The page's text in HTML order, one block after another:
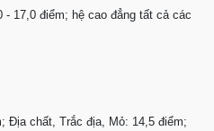
- 17,0 điểm; hệ cao đẳng tất cả các
Địa chất, Trắc địa, Mỏ: 14,5 điểm;